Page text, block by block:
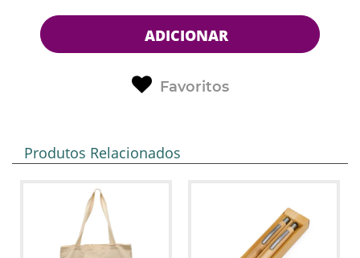
ADICIONAR
Favoritos
Produtos Relacionados